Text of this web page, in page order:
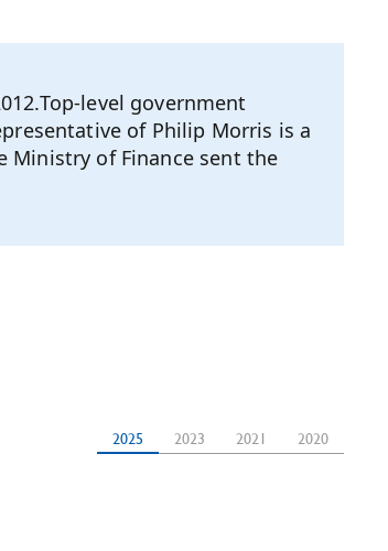
level government
of Philip Morris is a
Ministry of Finance sent the
2025 2023 2021 2020